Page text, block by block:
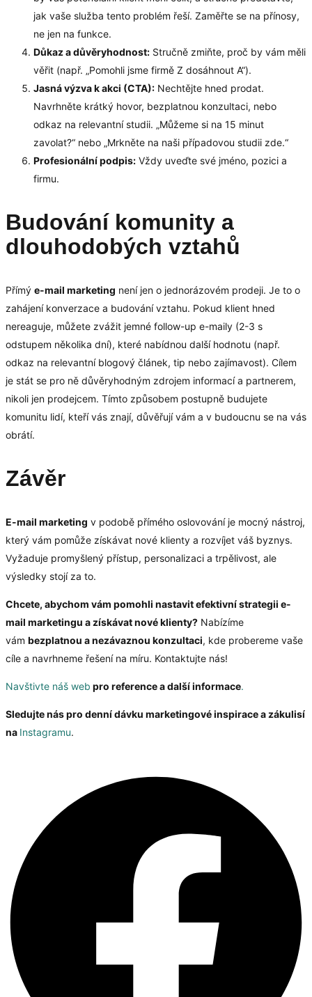
jak vaše služba tento problém řeší. Zaměřte se na přínosy,
ne jen na funkce.
Důkaz a důvěryhodnost: Stručně zmiňte, proč by vám měli
věřit (např. „Pomohli jsme firmě Z dosáhnout A“).
Jasná výzva k akci (CTA): Nechtějte hned prodat.
Navrhněte krátký hovor, bezplatnou konzultaci, nebo
odkaz na relevantní studii. „Můžeme si na 15 minut
zavolat?“ nebo „Mrkněte na naši případovou studii zde.“
Profesionální podpis: Vždy uveďte své jméno, pozici a
firmu.
Budování komunity a
dlouhodobých vztahů
Přímý e-mail marketing není jen o jednorázovém prodeji. Je to o
zahájení konverzace a budování vztahu. Pokud klient hned
nereaguje, můžete zvážit jemné follow-up e-maily (2-3 s
odstupem několika dní), které nabídnou další hodnotu (např.
odkaz na relevantní blogový článek, tip nebo zajímavost). Cílem
je stát se pro ně důvěryhodným zdrojem informací a partnerem,
nikoli jen prodejcem. Tímto způsobem postupně budujete
komunitu lidí, kteří vás znají, důvěřují vám a v budoucnu se na vás
obrátí.
Závěr
E-mail marketing v podobě přímého oslovování je mocný nástroj,
který vám pomůže získávat nové klienty a rozvíjet váš byznys.
Vyžaduje promyšlený přístup, personalizaci a trpělivost, ale
výsledky stojí za to.
Chcete, abychom vám pomohli nastavit efektivní strategii e-
mail marketingu a získávat nové klienty? Nabízíme
vám bezplatnou a nezávaznou konzultaci, kde probereme vaše
cíle a navrhneme řešení na míru. Kontaktujte nás!
Navštivte náš web pro reference a další informace.
Sledujte nás pro denní dávku marketingové inspirace a zákulisí
na Instagramu.